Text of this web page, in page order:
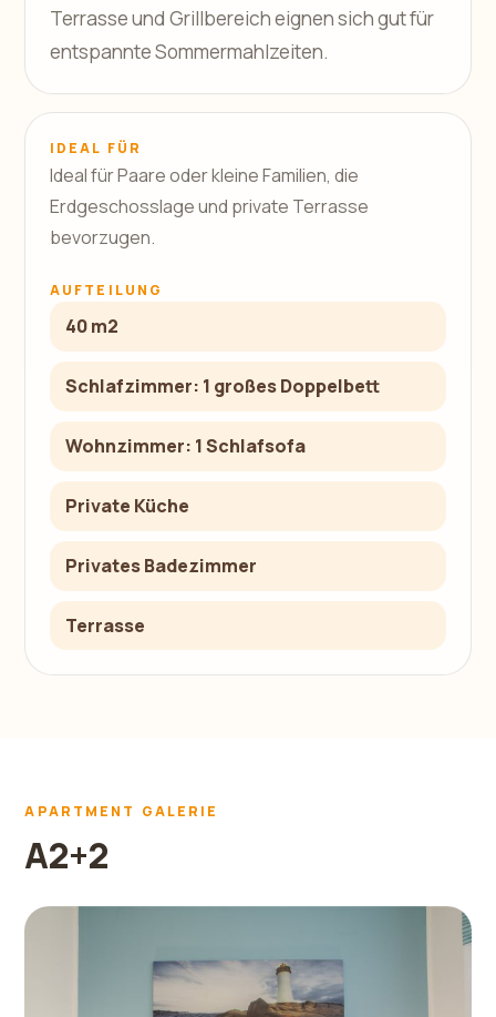
Terrasse und Grillbereich eignen sich gut für
entspannte Sommermahlzeiten.
IDEAL FÜR
Ideal für Paare oder kleine Familien, die
Erdgeschosslage und private Terrasse
bevorzugen.
AUFTEILUNG
40 m2
Schlafzimmer: 1 großes Doppelbett
Wohnzimmer: 1 Schlafsofa
Private Küche
Privates Badezimmer
Terrasse
APARTMENT GALERIE
A2+2